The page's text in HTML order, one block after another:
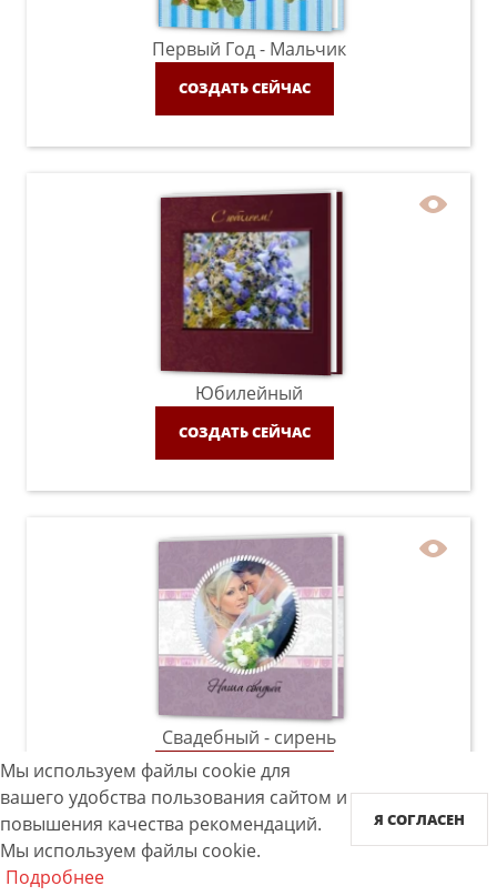
Первый Год - Мальчик
СОЗДАТЬ СЕЙЧАС
Юбилейный
СОЗДАТЬ СЕЙЧАС
Свадебный - сирень
СОЗДАТЬ СЕЙЧАС
Мы используем файлы cookie для
вашего удобства пользования сайтом и
повышения качества рекомендаций.
Мы используем файлы cookie.
Подробнее
Я СОГЛАСЕН